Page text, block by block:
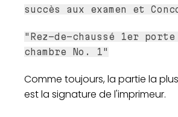
succès aux examen et
"Rez-de-chaussé 1er porte
chambre No. 1"
Comme toujours, la partie la
est la signature de l'imprimeur.